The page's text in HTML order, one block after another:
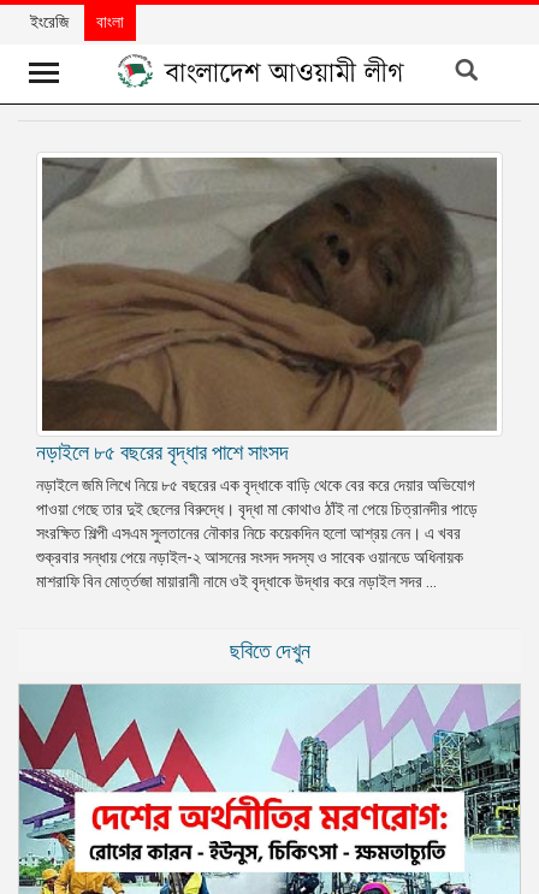
বিশেষ
উন্নয়নের
বাংলাদেশ
নিউজলেটার
রিলিজ
গ্যালারি
বিএনপি-
জামায়াত
সহিংসতা
সংগঠন
নির্বাচনী
ইংরেজি বাংলা
নড়াইলে ৮৫ বছরের বৃদ্ধার পাশে সাংসদ
নড়াইলে জমি লিখে নিয়ে ৮৫ বছরের এক বৃদ্ধাকে বাড়ি থেকে বের করে দেয়ার অভিযোগ
পাওয়া গেছে তার দুই ছেলের বিরুদ্ধে। বৃদ্ধা মা কোথাও ঠাঁই না পেয়ে চিত্রানদীর পাড়ে
সংরক্ষিত শিল্পী এসএম সুলতানের নৌকার নিচে কয়েকদিন হলো আশ্রয় নেন। এ খবর
শুক্রবার সন্ধায় পেয়ে নড়াইল-২ আসনের সংসদ সদস্য ও সাবেক ওয়ানডে অধিনায়ক
মাশরাফি বিন মোর্ত্তজা মায়ারানী নামে ওই বৃদ্ধাকে উদ্ধার করে নড়াইল সদর ...
ছবিতে দেখুন